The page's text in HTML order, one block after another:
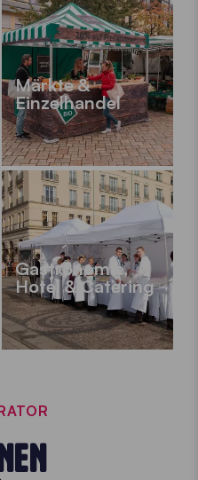
Märkte &
Einzelhandel
Gastronomie,
Hotel & Catering